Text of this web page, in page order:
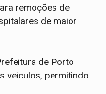
remoções de
de maior
de Porto
veículos, permitindo